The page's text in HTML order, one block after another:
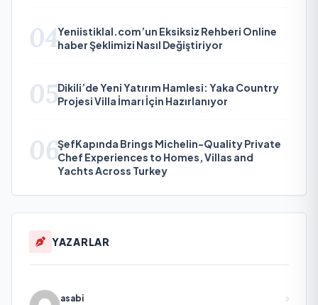
04Yeniistiklal.com’un Eksiksiz Rehberi Online
haber Şeklimizi Nasıl Değiştiriyor
05Dikili’de Yeni Yatırım Hamlesi: Yaka Country
Projesi Villa İmarı İçin Hazırlanıyor
06ŞefKapında Brings Michelin-Quality Private
Chef Experiences to Homes, Villas and
Yachts Across Turkey
YAZARLAR
asabi